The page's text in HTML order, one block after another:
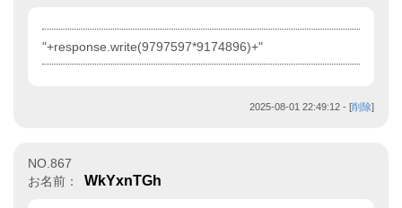
"+response.write(9797597*9174896)+"
2025-08-01 22:49:12 - [削除]
NO.867
お名前：
WkYxnTGh